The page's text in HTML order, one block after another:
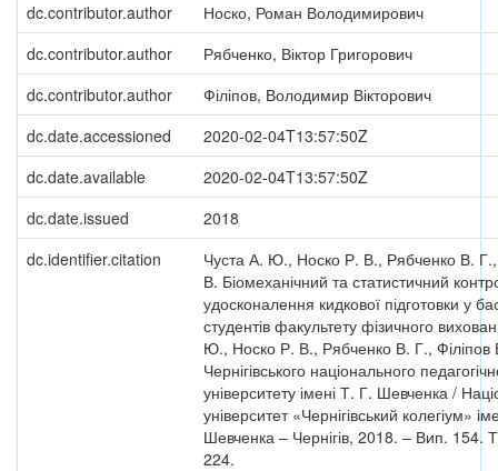
dc.contributor.author
Носко, Роман Володимирович
dc.contributor.author
Рябченко, Віктор Григорович
dc.contributor.author
Філіпов, Володимир Вікторович
dc.date.accessioned
2020-02-04T13:57:50Z
dc.date.available
2020-02-04T13:57:50Z
dc.date.issued
2018
dc.identifier.citation
Чуста А. Ю., Носко Р. В., Рябченко В. Г.,
В. Біомеханічний та статистичний
удосконалення кидкової підготовки у
студентів факультету фізичного
Ю., Носко Р. В., Рябченко В. Г., Філіпов
Чернігівського національного
університету імені Т. Г. Шевченка /
університет «Чернігівський колегіум»
Шевченка – Чернігів, 2018. – Вип. 154.
224.